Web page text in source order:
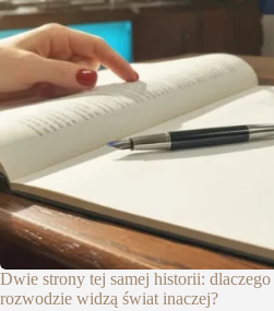
Dwie strony tej samej historii:
rozwodzie widzą świat inaczej?